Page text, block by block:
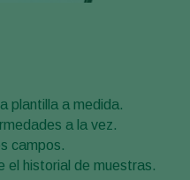
plantilla a medida.
a la vez.
campos.
el historial de muestras.